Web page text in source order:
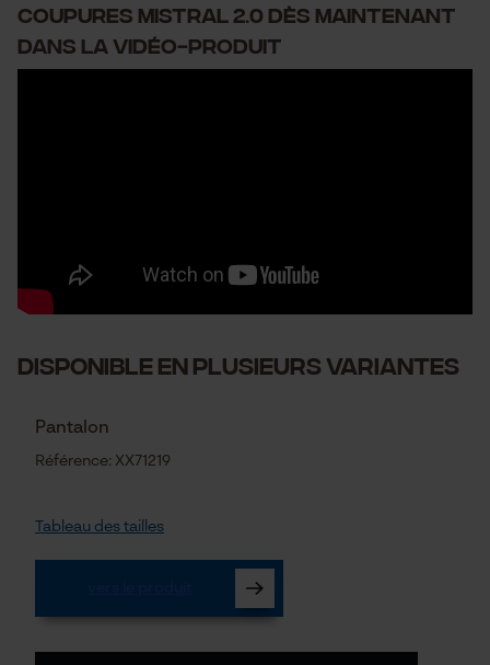
COUPURES MISTRAL 2.0 DÈS MAINTENANT
DANS LA VIDÉO-PRODUIT
DISPONIBLE EN PLUSIEURS VARIANTES
Pantalon
Référence: XX71219
Tableau des tailles